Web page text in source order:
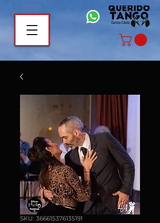
SKU: 366615376135191